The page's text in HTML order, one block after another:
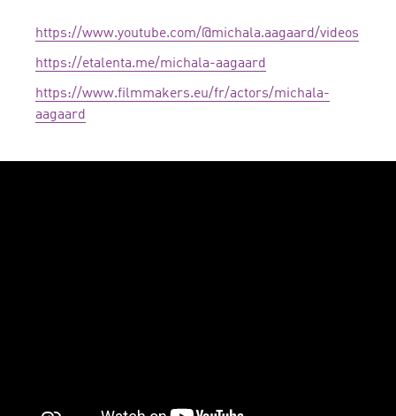
https://www.youtube.com/@michala.aagaard/videos
https://etalenta.me/michala-aagaard
https://www.filmmakers.eu/fr/actors/michala-
aagaard